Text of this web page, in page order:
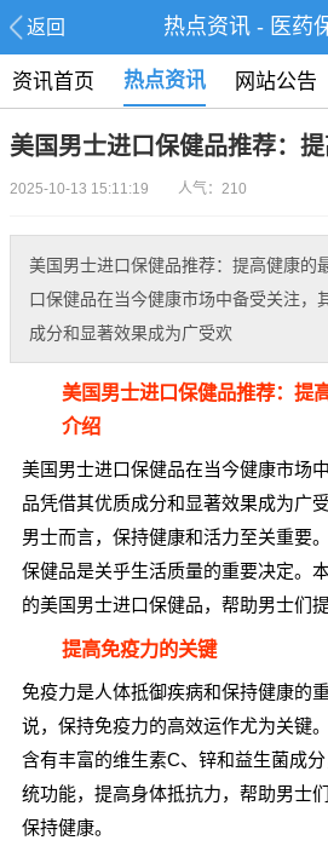
返回 热点资讯 - 医药
资讯首页 热点资讯 网站公告
美国男士进口保健品推荐：
2025-10-13 15:11:19 人气：210
美国男士进口保健品推荐：提高健康的
口保健品在当今健康市场中备受关注，
成分和显著效果成为广受欢
美国男士进口保健品推荐：提
介绍
美国男士进口保健品在当今健康市场
品凭借其优质成分和显著效果成为广
男士而言，保持健康和活力至关重要
保健品是关乎生活质量的重要决定。
的美国男士进口保健品，帮助男士们提
提高免疫力的关键
免疫力是人体抵御疾病和保持健康的
说，保持免疫力的高效运作尤为关键
含有丰富的维生素C、锌和益生菌成
统功能，提高身体抵抗力，帮助男士
保持健康。